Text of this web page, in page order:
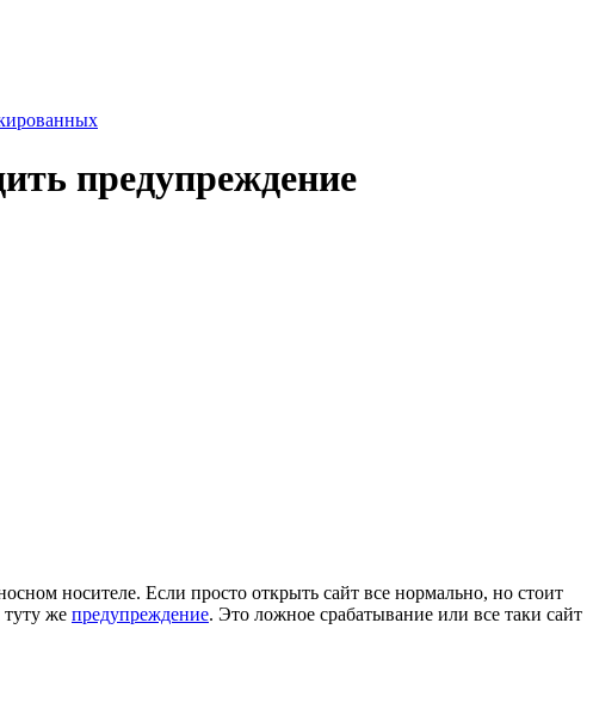
предупреждение
носителе. Если просто открыть сайт все нормально, но стоит
туту же предупреждение. Это ложное срабатывание или все таки сайт